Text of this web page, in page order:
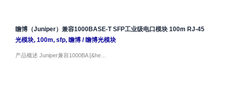
瞻博（Juniper）兼容1000BASE-T SFP工业级电口模块 100m RJ-45
光模块, 100m, sfp, 瞻博/ 瞻博光模块
产品概述 Juniper兼容1000BA [&he…